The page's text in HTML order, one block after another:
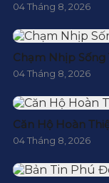
04 Tháng 8, 2026
Chạm Nhịp Sống
04 Tháng 8, 2026
Căn Hộ Hoàn
04 Tháng 8, 2026